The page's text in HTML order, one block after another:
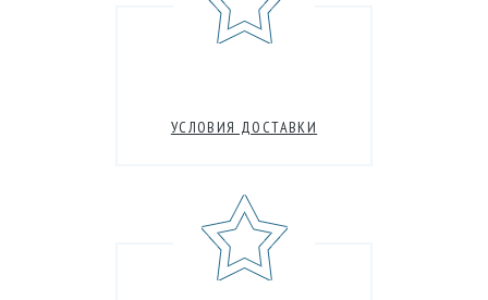
УСЛОВИЯ ДОСТАВКИ